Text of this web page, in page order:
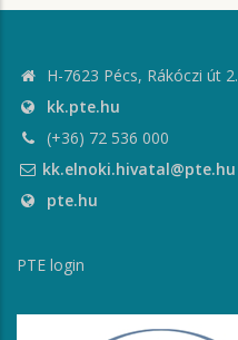
H-7623 Pécs, Rákóczi út 2.
kk.pte.hu
(+36) 72 536 000
kk.elnoki.hivatal@pte.hu
pte.hu
PTE login